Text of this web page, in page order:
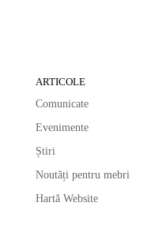
ARTICOLE
Comunicate
Evenimente
Știri
Noutăți pentru mebri
Hartă Website